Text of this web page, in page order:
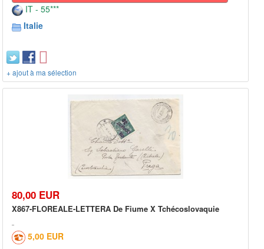
IT - 55***
Italie
+ ajout à ma sélection
80,00 EUR
X867-FLOREALE-LETTERA De Fiume X Tchécoslovaquie
5,00 EUR